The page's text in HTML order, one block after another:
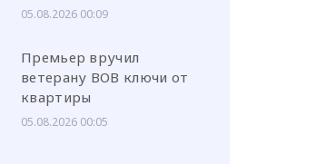
05.08.2026 00:09
Премьер вручил
ветерану ВОВ ключи от
квартиры
05.08.2026 00:05